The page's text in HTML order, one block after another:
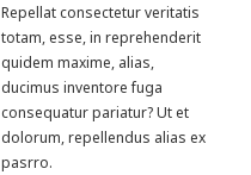
Repellat consectetur veritatis
totam, esse, in reprehenderit
quidem maxime, alias,
ducimus inventore fuga
consequatur pariatur? Ut et
dolorum, repellendus alias ex
pasrro.